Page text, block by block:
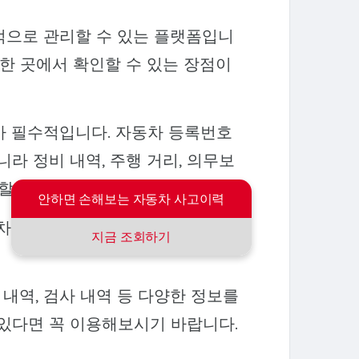
로 관리할 수 있는 플랫폼입니
곳에서 확인할 수 있는 장점이
필수적입니다. 자동차 등록번호
라 정비 내역, 주행 거리, 의무보
수 있습니다.
이력 조회는 중고차 매매 시 사
역, 검사 내역 등 다양한 정보를
다면 꼭 이용해보시기 바랍니다.
안하면 손해보는 자동차 사고이력
지금 조회하기